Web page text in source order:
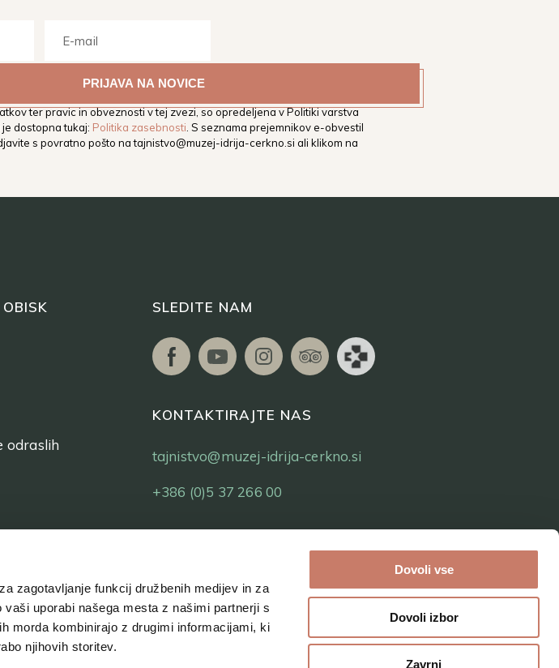
zagotavljanje funkcij družbenih medijev in za
uporabi našega mesta z našimi partnerji s
morda kombinirajo z drugimi informacijami, ki
njihovih storitev.
Dovoli vse
Dovoli izbor
Zavrni
naslova soglašate, da vas Mestni muzej Idrija na vaš
ter pravic in obveznosti v tej zvezi, so opredeljena v Politiki varstva
dostopna tukaj: Politika zasebnosti . S seznama prejemnikov e-obvestil
s povratno pošto natajnistvo@muzej-idrija-cerkno.si ali klikom na
odraslih
SLEDITE NAM
KONTAKTIRAJTE NAS
tajnistvo@muzej-idrija-cerkno.si
+386 (0)5 37 266 00